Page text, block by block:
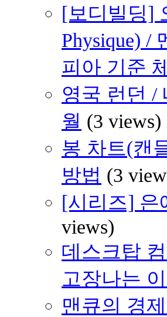
[보디빌딩]
Physique) /
피아 기준
영국 런던 /
월 (3 views)
봉 차트(캔
방법 (3
[시리즈] 은
views)
데스크탑
고장나는
맨큐의 경